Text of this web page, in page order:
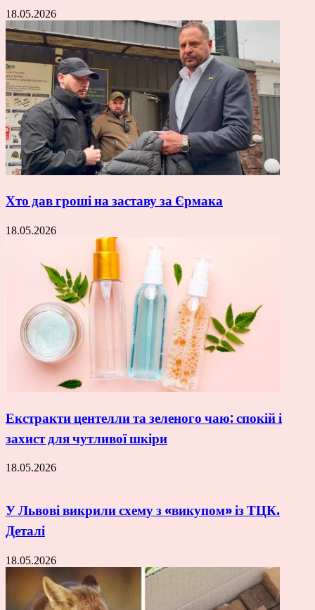
18.05.2026
Хто дав гроші на заставу за Єрмака
18.05.2026
Екстракти центелли та зеленого чаю: спокій і
захист для чутливої шкіри
18.05.2026
У Львові викрили схему з «викупом» із ТЦК.
Деталі
18.05.2026